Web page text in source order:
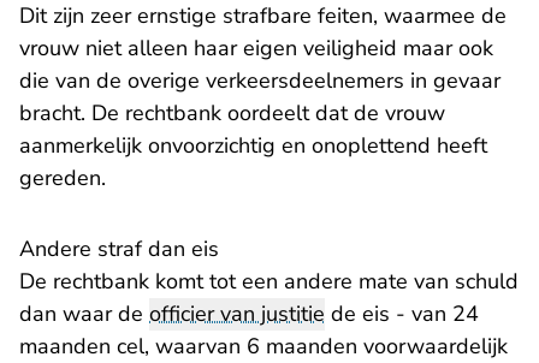
Dit zijn zeer ernstige strafbare feiten, waarmee de
vrouw niet alleen haar eigen veiligheid maar ook
die van de overige verkeersdeelnemers in gevaar
bracht. De rechtbank oordeelt dat de vrouw
aanmerkelijk onvoorzichtig en onoplettend heeft
gereden.
Andere straf dan eis
De rechtbank komt tot een andere mate van schuld
dan waar de officier van justitie de eis - van 24
maanden cel, waarvan 6 maanden voorwaardelijk